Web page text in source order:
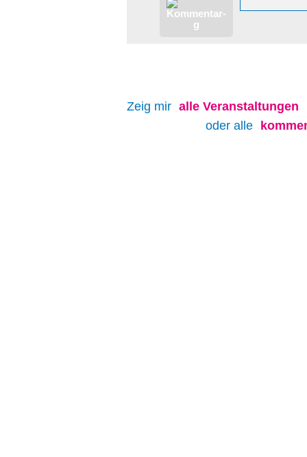
Zeig mir alle Veranstaltungen
oder alle